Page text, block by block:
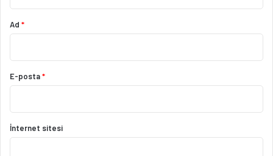
Ad *
E-posta*
İnternet sitesi